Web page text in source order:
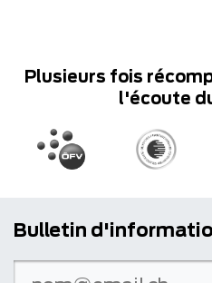
Plusieurs fois
l'écoute
Bulletin